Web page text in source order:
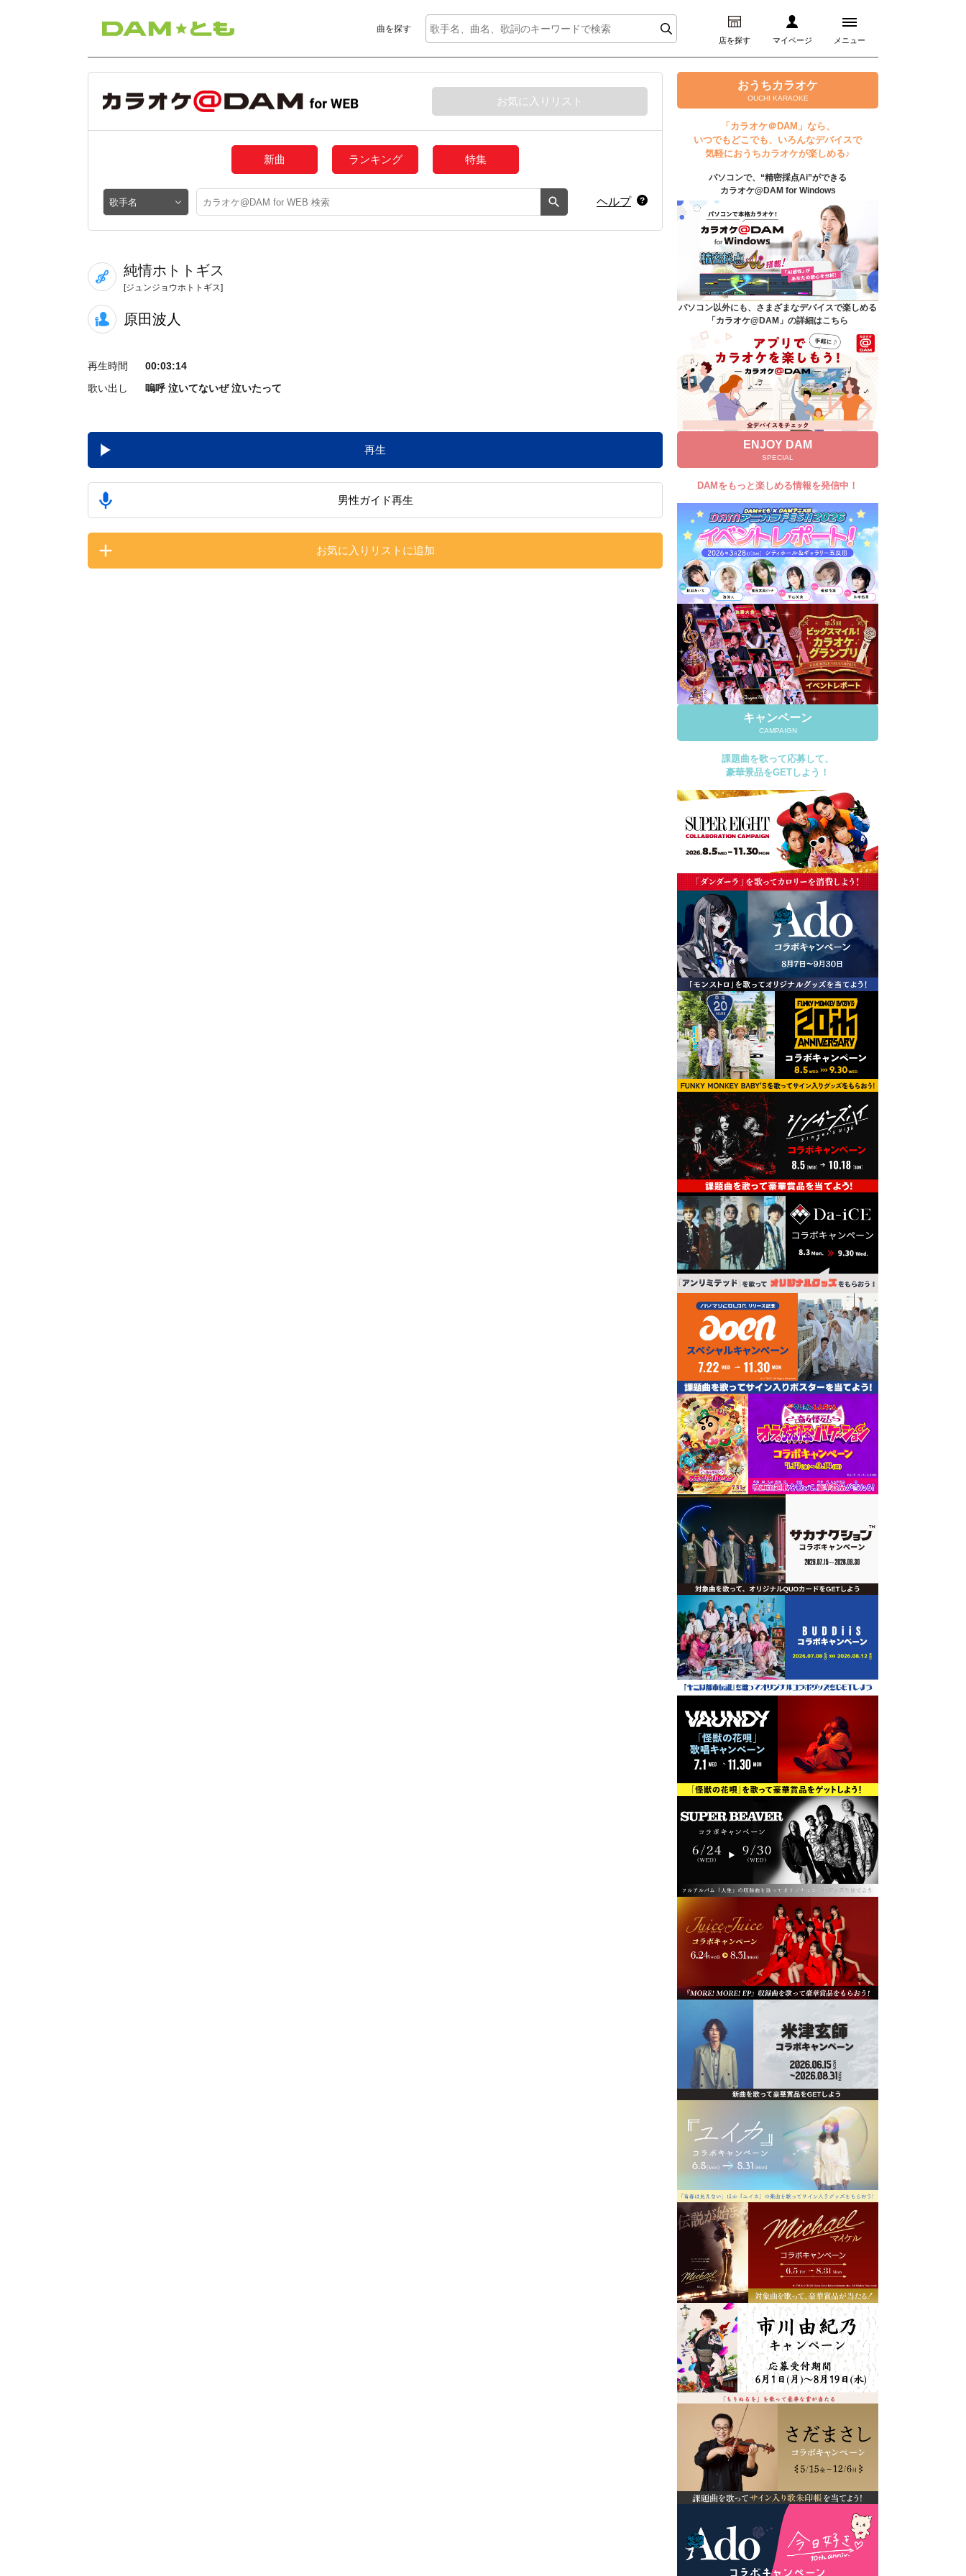
曲を探す
店を探す マイページ メニュー
ログイン
マイページ
プレミアムサービス
DAM★とも動画
DAM★とも録音
カラオケ＠DAM
ユーザー検索
キャンペーン
よくあるご質問
DAMの新曲・ランキングなど
カラオケ最新情報をチェック！
自宅でカラオケ歌い放題！
家族や友達と一緒に！練習にも！
お気に入りリスト
新曲 ランキング 特集
ヘルプ
純情ホトトギス
[ジュンジョウホトトギス]
原田波人
再生時間
00:03:14
歌い出し
嗚呼 泣いてないぜ 泣いたって
再生
男性ガイド再生
お気に入りリストに追加
おうちカラオケ
OUCHI KARAOKE
「カラオケ＠DAM」なら、
いつでもどこでも、いろんなデバイスで
気軽におうちカラオケが楽しめる♪
パソコンで、“精密採点Ai”ができる
カラオケ@DAM for Windows
パソコン以外にも、さまざまなデバイスで楽しめる
「カラオケ@DAM」の詳細はこちら
ENJOY DAM
SPECIAL
DAMをもっと楽しめる情報を発信中！
キャンペーン
CAMPAIGN
課題曲を歌って応募して、
豪華景品をGETしよう！